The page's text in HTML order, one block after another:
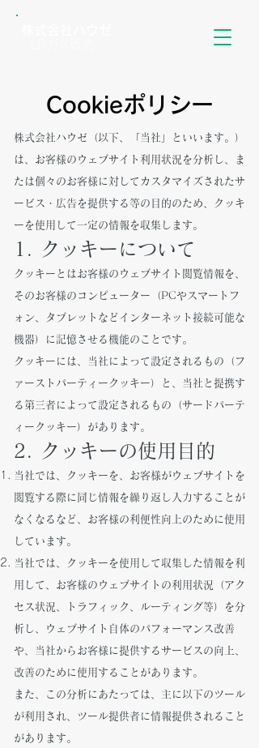
Cookieポリシー
株式会社ハウゼ（以下、「当社」といいます。）
は、お客様のウェブサイト利用状況を分析し、ま
たは個々のお客様に対してカスタマイズされたサ
ービス・広告を提供する等の目的のため、クッキ
ーを使用して一定の情報を収集します。
1. クッキーについて
クッキーとはお客様のウェブサイト閲覧情報を、
そのお客様のコンピューター（PCやスマートフ
ォン、タブレットなどインターネット接続可能な
機器）に記憶させる機能のことです。
クッキーには、当社によって設定されるもの（フ
ァーストパーティークッキー）と、当社と提携す
る第三者によって設定されるもの（サードパーテ
ィークッキー）があります。
2. クッキーの使用目的
当社では、クッキーを、お客様がウェブサイトを
閲覧する際に同じ情報を繰り返し入力することが
なくなるなど、お客様の利便性向上のために使用
しています。
当社では、クッキーを使用して収集した情報を利
用して、お客様のウェブサイトの利用状況（アク
セス状況、トラフィック、ルーティング等）を分
析し、ウェブサイト自体のパフォーマンス改善
や、当社からお客様に提供するサービスの向上、
改善のために使用することがあります。
また、この分析にあたっては、主に以下のツール
が利用され、ツール提供者に情報提供されること
があります。